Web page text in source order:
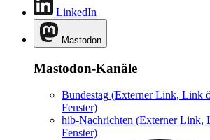
LinkedIn
Mastodon
Mastodon-Kanäle
Bundestag (Externer Link, Link
Fenster)
hib-Nachrichten (Externer Link,
Fenster)